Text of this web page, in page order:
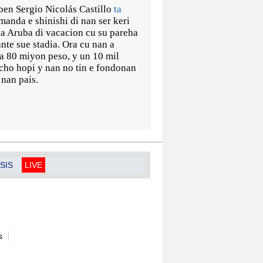
Sergio Nicolás Castillo ta
e shinishi di nan ser keri
Aruba di vacacion cu su pareha
sue stadia. Ora cu nan a
80 miyon peso, y un 10 mil
hopi y nan no tin e fondonan
pais.
LIVE